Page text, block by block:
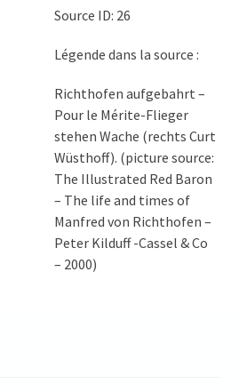
Source ID: 26
Légende dans la source :
Richthofen aufgebahrt –
Pour le Mérite-Flieger
stehen Wache (rechts Curt
Wüsthoff). (picture source:
The Illustrated Red Baron
– The life and times of
Manfred von Richthofen –
Peter Kilduff -Cassel & Co
– 2000)